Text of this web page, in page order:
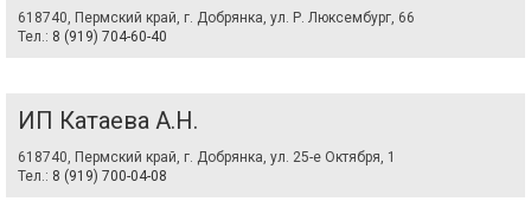
618740, Пермский край, г. Добрянка, ул. Р. Люксембург, 66
Тел.: 8 (919) 704-60-40
ИП Катаева А.Н.
618740, Пермский край, г. Добрянка, ул. 25-е Октября, 1
Тел.: 8 (919) 700-04-08